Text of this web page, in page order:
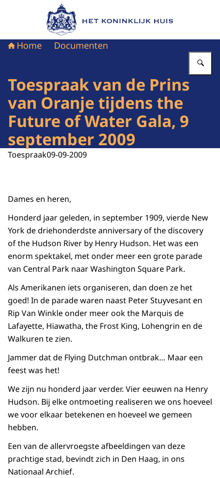
Naar de homepage van Het Koninklijk Huis
Home Documenten
Toespraak van de Prins
van Oranje tijdens the
Future of Water Gala, 9
september 2009
Toespraak09-09-2009
Dames en heren,
Honderd jaar geleden, in september 1909, vierde New
York de driehonderdste anniversary of the discovery
of the Hudson River by Henry Hudson. Het was een
enorm spektakel, met onder meer een grote parade
van Central Park naar Washington Square Park.
Als Amerikanen iets organiseren, dan doen ze het
goed! In de parade waren naast Peter Stuyvesant en
Rip Van Winkle onder meer ook the Marquis de
Lafayette, Hiawatha, the Frost King, Lohengrin en de
Walkuren te zien.
Jammer dat de Flying Dutchman ontbrak… Maar een
feest was het!
We zijn nu honderd jaar verder. Vier eeuwen na Henry
Hudson. Bij elke ontmoeting realiseren we ons hoeveel
we voor elkaar betekenen en hoeveel we gemeen
hebben.
Een van de allervroegste afbeeldingen van deze
prachtige stad, bevindt zich in Den Haag, in ons
Nationaal Archief.